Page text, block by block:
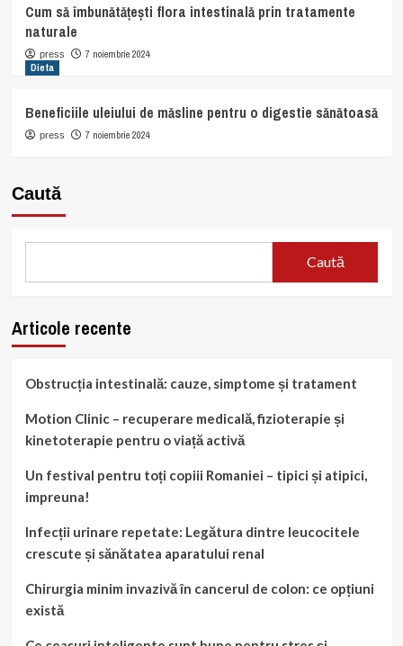
Cum să îmbunătățești flora intestinală prin tratamente
naturale
press
7 noiembrie 2024
Dieta
Beneficiile uleiului de măsline pentru o digestie sănătoasă
press 7 noiembrie 2024
Caută
Caută
Articole recente
Obstrucția intestinală: cauze, simptome și tratament
Motion Clinic – recuperare medicală, fizioterapie și
kinetoterapie pentru o viață activă
Un festival pentru toți copiii Romaniei – tipici și atipici,
impreuna!
Infecții urinare repetate: Legătura dintre leucocitele
crescute și sănătatea aparatului renal
Chirurgia minim invazivă în cancerul de colon: ce opțiuni
există